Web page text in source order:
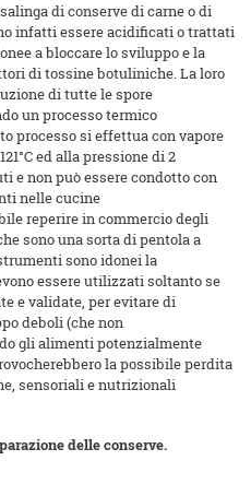
di conserve di carne o di
infatti essere acidificati o trattati
a bloccare lo sviluppo e la
di tossine botuliniche. La loro
di tutte le spore
un processo termico
processo si effettua con vapore
ed alla pressione di 2
e non può essere condotto con
nelle cucine
reperire in commercio degli
sono una sorta di pentola a
sono idonei la
essere utilizzati soltanto se
e validate, per evitare di
deboli (che non
gli alimenti potenzialmente
la possibile perdita
sensoriali e nutrizionali
delle conserve.